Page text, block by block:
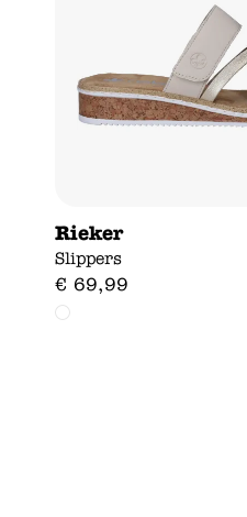
Rieker
Slippers
€ 69,99